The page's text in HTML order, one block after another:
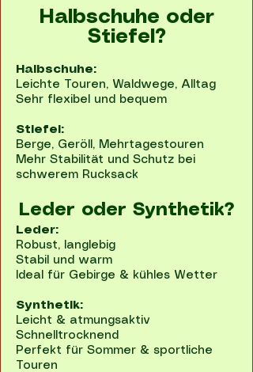
Halbschuhe oder
Stiefel?
Halbschuhe:
Leichte Touren, Waldwege, Alltag
Sehr flexibel und bequem
Stiefel:
Berge, Geröll, Mehrtagestouren
Mehr Stabilität und Schutz bei
schwerem Rucksack
Leder oder Synthetik?
Leder:
Robust, langlebig
Stabil und warm
Ideal für Gebirge & kühles Wetter
Synthetik:
Leicht & atmungsaktiv
Schnelltrocknend
Perfekt für Sommer & sportliche
Touren